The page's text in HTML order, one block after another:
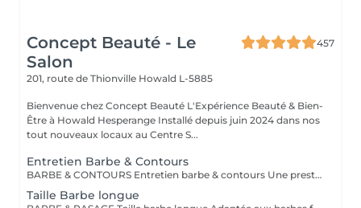
Concept Beauté - Le
Salon
457
201, route de Thionville Howald L-5885
Bienvenue chez Concept Beauté L'Expérience Beauté & Bien-
Être à Howald Hesperange Installé depuis juin 2024 dans nos
tout nouveaux locaux au Centre S...
Entretien Barbe & Contours
BARBE & CONTOURS Entretien barbe & contours Une prestation idéale pour entretenir votre barbe et lui donner une forme nette et soignée. Cyril redéfinit les contours avec précision et travaille la longueur pour un résultat harmonieux. Finition aux ciseaux et à la tondeuse. Bienvenue dans notre espace Barber avec Cyril, notre expert barbier Nous accueillons notre clientèle masculine dans un espace Barber élégant et moderne, où Cyril, notre barbier, met son expertise au service de votre style. Que ce soit pour une coupe de cheveux impeccable ou un soin de barbe sur mesure, chaque prestation est réalisée avec précision et savoir-faire, dans une ambiance conviviale et raffinée.
Taille Barbe longue